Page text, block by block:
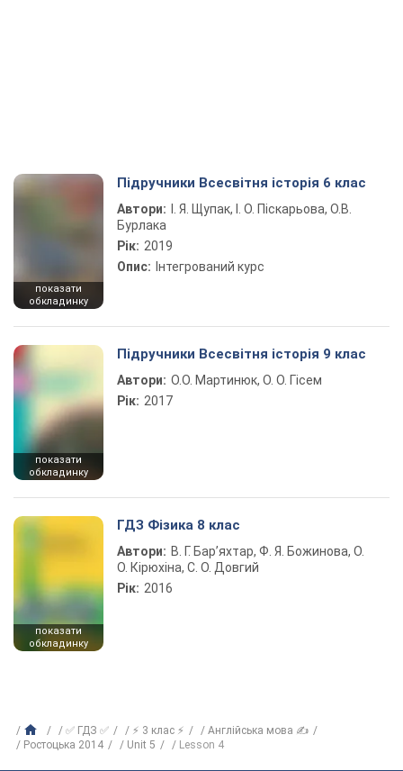
показати
обкладинку
Підручники Всесвітня історія 6 клас
Автори:
І. Я. Щупак, І. О. Піскарьова, О.В.
Бурлака
Рік: 2019
Опис: Інтегрований курс
показати
обкладинку
Підручники Всесвітня історія 9 клас
Автори: О.О. Мартинюк, О. О. Гісем
Рік: 2017
показати
обкладинку
ГДЗ Фізика 8 клас
Автори: В. Г. Бар’яхтар, Ф. Я. Божинова, О.
О. Кірюхіна, С. О. Довгий
Рік: 2016
✅ ГДЗ ✅ ⚡ 3 клас ⚡
Англійська мова ✍
Ростоцька 2014
Unit 5 Lesson 4